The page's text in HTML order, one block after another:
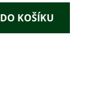
DO KOŠÍKU